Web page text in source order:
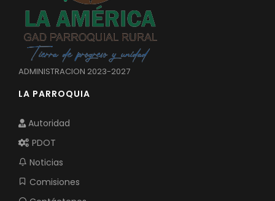
ADMINISTRACION 2023-2027
LA PARROQUIA
Autoridad
PDOT
Noticias
Comisiones